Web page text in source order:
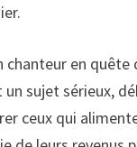
chanteur en
sujet sérieux,
ceux qui